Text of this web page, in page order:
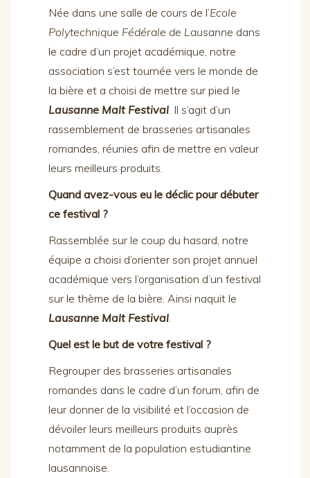
Née dans une salle de cours de l’Ecole
Polytechnique Fédérale de Lausanne dans
le cadre d’un projet académique, notre
association s’est tournée vers le monde de
la bière et a choisi de mettre sur pied le
Lausanne Malt Festival . Il s’agit d’un
rassemblement de brasseries artisanales
romandes, réunies afin de mettre en valeur
leurs meilleurs produits.
Quand avez-vous eu le déclic pour débuter
ce festival ?
Rassemblée sur le coup du hasard, notre
équipe a choisi d’orienter son projet annuel
académique vers l’organisation d’un festival
sur le thème de la bière. Ainsi naquit le
Lausanne Malt Festival
Quel est le but de votre festival ?
Regrouper des brasseries artisanales
romandes dans le cadre d’un forum, afin de
leur donner de la visibilité et l’occasion de
dévoiler leurs meilleurs produits auprès
notamment de la population estudiantine
lausannoise.